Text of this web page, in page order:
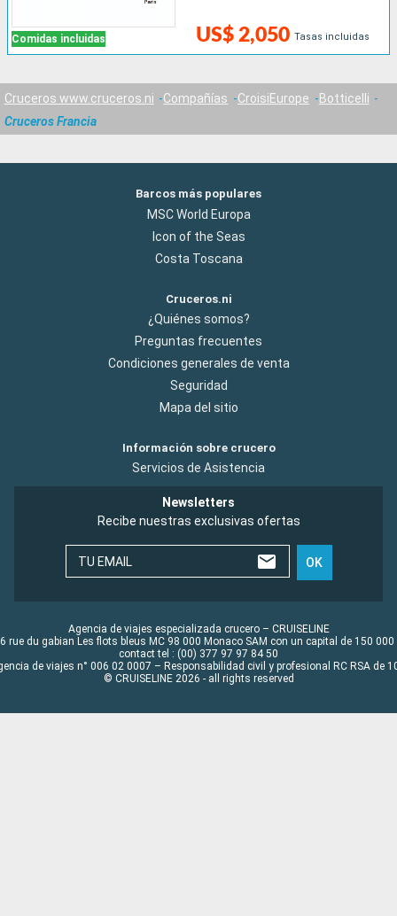
Comidas incluidas US$ 2,050 Tasas incluidas
Cruceros www.cruceros.ni Compañías CroisiEurope
Botticelli
Cruceros Francia
Barcos más populares
MSC World Europa
Icon of the Seas
Costa Toscana
Cruceros.ni
¿Quiénes somos?
Preguntas frecuentes
Condiciones generales de venta
Seguridad
Mapa del sitio
Información sobre crucero
Servicios de Asistencia
Newsletters
Recibe nuestras exclusivas ofertas
TU EMAIL OK
Agencia de viajes especializada crucero – CRUISELINE
rue du gabian Les flots bleus MC 98 000 Monaco SAM con un capital de 150 000
contact tel : (00) 377 97 97 84 50
de viajes n° 006 02 0007 – Responsabilidad civil y profesional RC RSA de
© CRUISELINE 2026 - all rights reserved